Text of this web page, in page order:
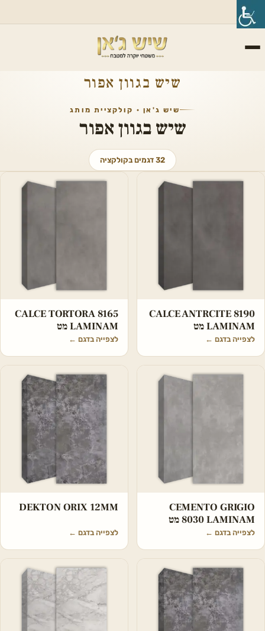
שיש בגוון אפור
שיש ג'אן · קולקציית מותג
שיש בגוון אפור
32 דגמים בקולקציה
CALCE ANTRCITE 8190
LAMINAM מט
לצפייה בדגם ←
CALCE TORTORA 8165
LAMINAM מט
לצפייה בדגם ←
CEMENTO GRIGIO
8030 LAMINAM מט
לצפייה בדגם ←
DEKTON ORIX 12MM
לצפייה בדגם ←